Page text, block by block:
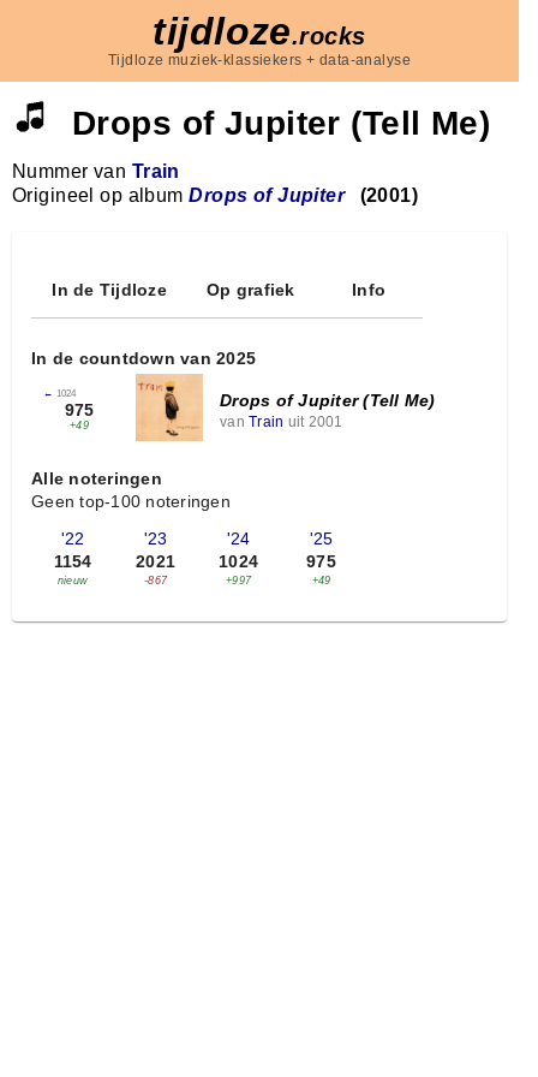
tijdloze.rocks
Tijdloze muziek-klassiekers + data-analyse
Drops of Jupiter (Tell Me)
Nummer van Train
Origineel op albumDrops of Jupiter (2001)
In de Tijdloze Op grafiek Info
In de countdown van 2025
← 1024
975
+49
Drops of Jupiter (Tell Me)
van Train uit 2001
Alle noteringen
Geen top-100 noteringen
'22
1154
nieuw
'23
2021
-867
'24
1024
+997
'25
975
+49